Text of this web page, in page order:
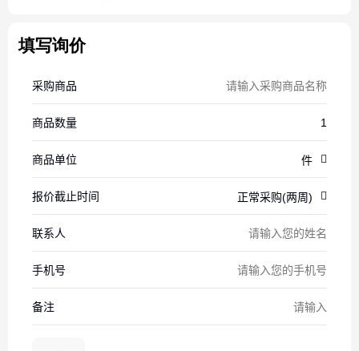
填写询价